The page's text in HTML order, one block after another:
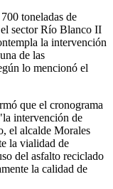
toneladas de
sector Río Blanco II
la intervención
de las
lo mencionó el
que el cronograma
intervención de
el alcalde Morales
la vialidad de
del asfalto reciclado
la calidad de